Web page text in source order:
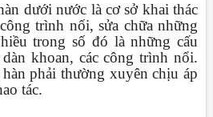
dưới nước là cơ sở khai thác
trình nối, sửa chữa những
trong số đó là những cấu
khoan, các công trình nổi.
phải thường xuyên chịu áp
tác.